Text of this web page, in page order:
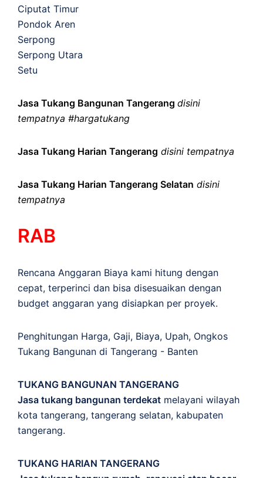
Ciputat Timur
Pondok Aren
Serpong
Serpong Utara
Setu
Jasa Tukang Bangunan Tangerang disini
tempatnya #hargatukang
Jasa Tukang Harian Tangerang disini tempatnya
Jasa Tukang Harian Tangerang Selatan disini
tempatnya
RAB
Rencana Anggaran Biaya kami hitung dengan
cepat, terperinci dan bisa disesuaikan dengan
budget anggaran yang disiapkan per proyek.
Penghitungan Harga, Gaji, Biaya, Upah, Ongkos
Tukang Bangunan di Tangerang - Banten
TUKANG BANGUNAN TANGERANG
Jasa tukang bangunan terdekat melayani wilayah
kota tangerang, tangerang selatan, kabupaten
tangerang.
TUKANG HARIAN TANGERANG